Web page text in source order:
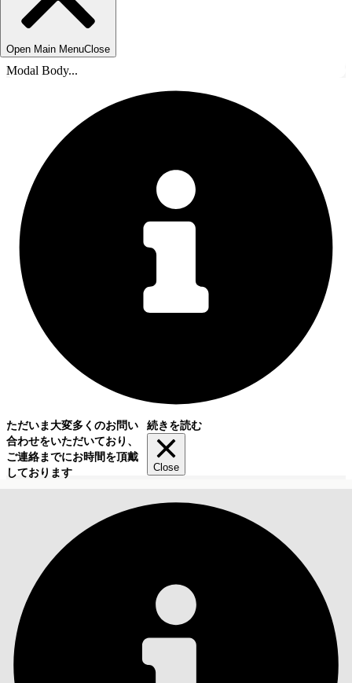
Open Main MenuClose
Modal Body...
ただいま大変多くのお問い
合わせをいただいており、
ご連絡までにお時間を頂戴
しております
続きを読む
Close
目次